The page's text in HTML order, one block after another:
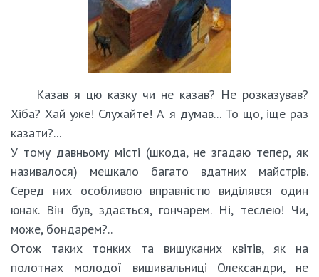
Казав я цю казку чи не казав? Не розказував?
Хіба? Хай уже! Слухайте! А я думав... То що, іще раз
казати?...
У тому давньому місті (шкода, не згадаю тепер, як
називалося) мешкало багато вдатних майстрів.
Серед них особливою вправністю виділявся один
юнак. Він був, здається, гончарем. Ні, теслею! Чи,
може, бондарем?..
Отож таких тонких та вишуканих квітів, як на
полотнах молодої вишивальниці Олександри, не